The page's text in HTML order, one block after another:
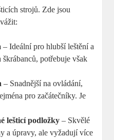
strojů. Zde jsou
– Ideální pro hlubší leštění a
škrábanců, potřebuje však
– Snadnější na ovládání,
pro začátečníky. Je
lešticí podložky – Skvělé
a úpravy, ale vyžadují více